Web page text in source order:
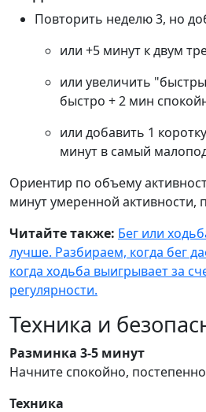
Повторить неделю 3, но
или +5 минут к двум
или увеличить
быстро + 2 мин
или добавить 1
минут в самый
Ориентир по объему
минут умеренной активности,
Читайте также: Бег или
лучше. Разбираем, когда бег
когда ходьба выигрывает за
регулярности.
Техника и
Разминка 3-5 минут
Начните спокойно,
Техника